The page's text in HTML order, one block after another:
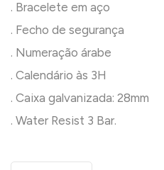
. Bracelete em aço
. Fecho de segurança
. Numeração árabe
. Calendário às 3H
. Caixa galvanizada: 28mm